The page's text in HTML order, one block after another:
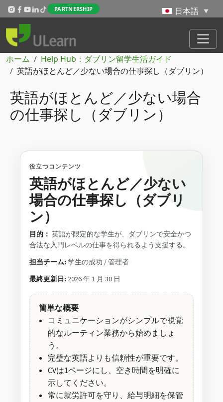
メインコンテンツに移動
PARTNERSHIP
パンくず
ホーム
Help Hub：ダブリン留学生活ガイド
英語がほとんど／少ない場合の仕事探し（ダブリン）
英語がほとんど／少ない場合
の仕事探し（ダブリン）
役立つコンテンツ
英語がほとんど／少ない
場合の仕事探し（ダブリ
ン）
目的： 英語が限定的な学生が、ダブリンで安全かつ
合法な入門レベルの仕事を得られるよう支援する。
担当チーム: 学生の成功 / 管理者
最終更新日: 2026 年 1 月 30 日
簡単な概要
コミュニケーションがシンプルで視覚
的なルーティン業務から始めましょ
う。
完璧な英語よりも信頼性が重要です。
CVは1ページにし、空き時間を明確に
示してください。
常に就労許可を守り、給与明細を保管